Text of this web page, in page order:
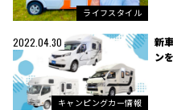
ライフスタイル
2022.04.30
キャンピングカー情報
新
ン